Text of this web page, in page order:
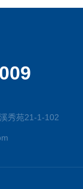
秀苑21-1-102